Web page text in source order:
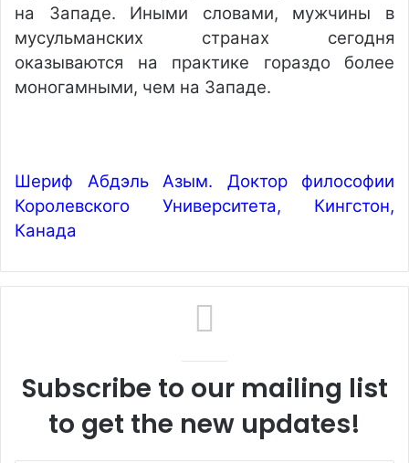
на Западе. Иными словами, мужчины в
мусульманских странах сегодня
оказываются на практике гораздо более
моногамными, чем на Западе.
Шериф Абдэль Азым. Доктор философии
Королевского Университета, Кингстон,
Канада
Subscribe to our mailing list
to get the new updates!